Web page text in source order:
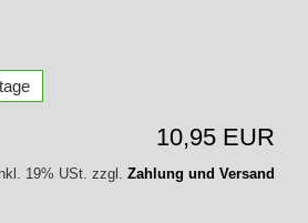
10,95 EUR
19% USt. zzgl. Zahlung und Versand